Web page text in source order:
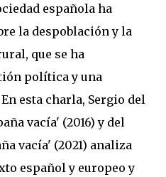
española ha
la despoblación y la
que se ha
política y una
esta charla, Sergio del
vacía' (2016) y del
vacía' (2021) analiza
español y europeo y